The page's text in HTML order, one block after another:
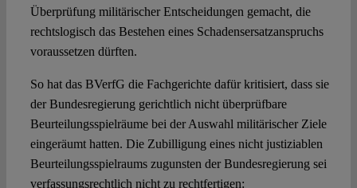
Überprüfung militärischer Entscheidungen gemacht, die
rechtslogisch das Bestehen eines Schadensersatzanspruchs
voraussetzen dürften.
So hat das BVerfG die Fachgerichte dafür kritisiert, dass sie
der Bundesregierung gerichtlich nicht überprüfbare
Beurteilungsspielräume bei der Auswahl militärischer Ziele
eingeräumt hatten. Die Zubilligung eines nicht justiziablen
Beurteilungsspielraums zugunsten der Bundesregierung sei
verfassungsrechtlich nicht zu rechtfertigen: